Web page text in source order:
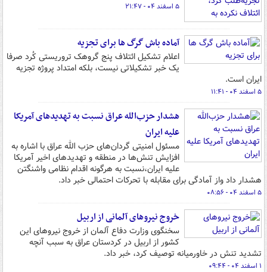
۵ اسفند ۰۴ - ۲۱:۴۷
آماده باش گرگ ها برای تجزیه
اعلام تشکیل ائتلاف پنج گروهک تروریستی کُرد صرفا
یک خبر تشکیلاتی نیست، بلکه امتداد پروژه تجزیه
ایران است.
۵ اسفند ۰۴ - ۱۱:۴۱
هشدار حزب‌الله عراق نسبت به تهدیدهای آمریکا
علیه ایران
مسئول امنیتی گردان‌های حزب الله عراق با اشاره به
افزایش تنش‌ها در منطقه و تهدیدهای اخیر آمریکا
علیه ایران،نسبت به هرگونه اقدام نظامی واشنگتن
هشدار داد واز آمادگی برای مقابله با تحرکات احتمالی خبر داد.
۵ اسفند ۰۴ - ۰۸:۵۶
خروج نیروهای آلمانی از اربیل
سخنگوی وزارت دفاع آلمان از خروج نیروهای این
کشور از اربیل در کردستان عراق به سبب آنچه
تشدید تنش در خاورمیانه توصیف کرد، خبر داد.
۱ اسفند ۰۴ - ۰۹:۴۴